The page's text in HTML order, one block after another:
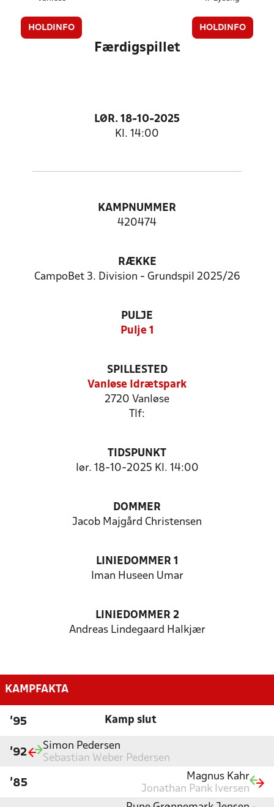
HOLDINFO HOLDINFO
Færdigspillet
LØR. 18-10-2025
Kl. 14:00
KAMPNUMMER
420474
RÆKKE
CampoBet 3. Division - Grundspil 2025/26
PULJE
Pulje 1
SPILLESTED
Vanløse Idrætspark
2720 Vanløse
Tlf:
TIDSPUNKT
lør. 18-10-2025 Kl. 14:00
DOMMER
Jacob Majgård Christensen
LINIEDOMMER 1
Iman Huseen Umar
LINIEDOMMER 2
Andreas Lindegaard Halkjær
KAMPFAKTA
'95 Kamp slut
'92
Simon Pedersen
Sebastian Weber Pedersen
'85
Magnus Kahr
Jonathan Pank Iversen